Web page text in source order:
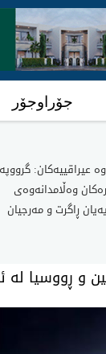
جۆراوجۆر
عیراقییەکان: گرووپە
وەڵامدانەوەی
ڕاگرت و مەرجیان
و ڕووسیا له‌